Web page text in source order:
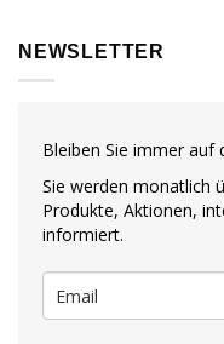
NEWSLETTER
Bleiben Sie immer auf
Sie werden monatlich
Produkte, Aktionen,
informiert.